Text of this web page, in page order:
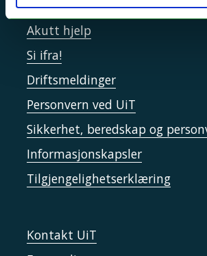
Akutt hjelp
Si ifra!
Driftsmeldinger
Personvern ved UiT
Sikkerhet, beredskap og
Informasjonskapsler
Tilgjengelighetserklæring
Kontakt UiT